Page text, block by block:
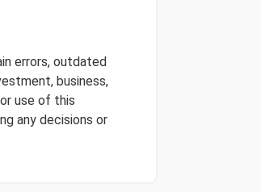
errors, outdated
business,
use of this
any decisions or